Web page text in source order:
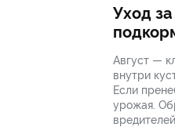
Уход за
Август —
внутри
Если
урожая.